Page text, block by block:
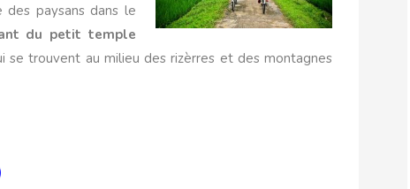
paysans dans le
du petit temple
se trouvent au milieu des rizèrres et des montagnes